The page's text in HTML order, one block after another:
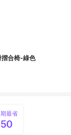
合椅-綠色
最省